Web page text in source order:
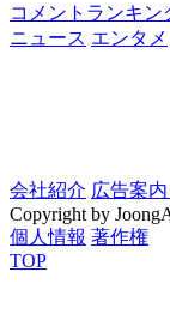
コメントランキン
ニュース エンタメ
会社紹介 広告案
Copyright by
個人情報 著作権
TOP